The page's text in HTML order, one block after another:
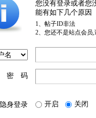
您没有登录或者您
能有如下几个原因
1、帖子ID非法
2、您还不是站点会员
密 码
隐身登录 开启 关闭